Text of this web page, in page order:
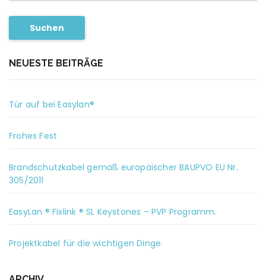
Suchen
NEUESTE BEITRÄGE
Tür auf bei Easylan®
Frohes Fest
Brandschutzkabel gemäß europäischer BAUPVO EU Nr.
305/2011
EasyLan ® Fixlink ® SL Keystones – PVP Programm.
Projektkabel für die wichtigen Dinge.